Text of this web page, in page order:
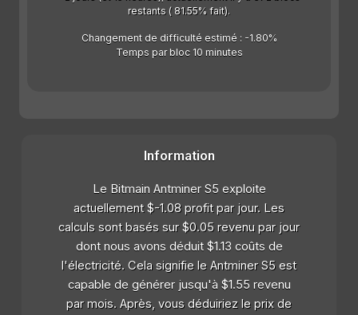
restants ( 81.55% fait).
Changement de difficulté estimé : -1.80%
Temps par bloc 10 minutes
Information
Le Bitmain Antminer S5 exploite
actuellement $-1.08 profit par jour. Les
calculs sont basés sur $0.05 revenu par jour
dont nous avons déduit $1.13 coûts de
l'électricité. Cela signifie le Antminer S5 est
capable de générer jusqu'à $1.55 revenu
par mois. Après, vous déduiriez le prix de